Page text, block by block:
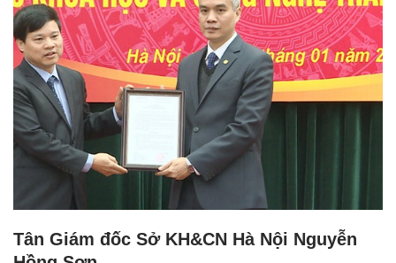
Tân Giám đốc Sở KH&CN Hà Nội Nguyễn